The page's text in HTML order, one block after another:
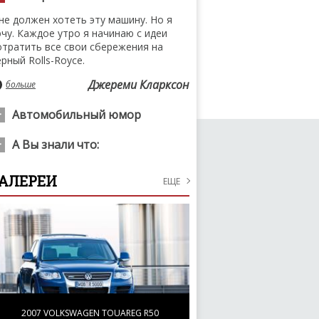
должен хотеть эту машину. Но я
Каждое утро я начинаю с идеи
все свои сбережения на
Rolls-Royce.
Джереми Кларксон
больше
Автомобильный юмор
на голову колготки. ноги
повяжите на веревки для
ВЫ - ТРОЛЛЕЙБУС
А Вы знали что:
в честь сына конструктора
завоевала победу в Гран-
Италии в 1960 году. Это было
заметное достижение
машины.
больше
ЕЩЕ
2007 VOLKSWAGEN TOUAREG R50